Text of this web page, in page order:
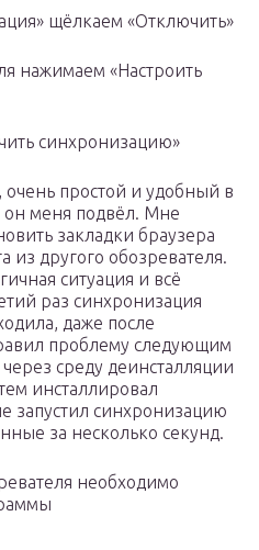
щёлкаем «Отключить»
нажимаем «Настроить
синхронизацию»
простой и удобный в
меня подвёл. Мне
закладки браузера
из другого обозревателя.
ситуация и всё
раз синхронизация
даже после
проблему следующим
среду деинсталляции
инсталлировал
запустил синхронизацию
за несколько секунд.
необходимо